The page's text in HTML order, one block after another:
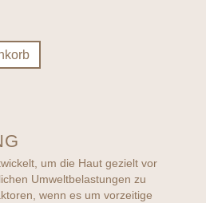
um die Haut gezielt vor
Umweltbelastungen zu
wenn es um vorzeitige